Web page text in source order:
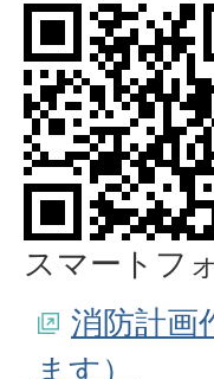
スマートフ
消防計画
ます）